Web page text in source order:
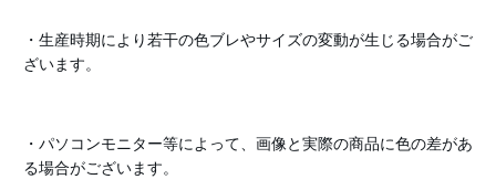
・生産時期により若干の色ブレやサイズの変動が生じる場合がご
ざいます。
・パソコンモニター等によって、画像と実際の商品に色の差があ
る場合がございます。